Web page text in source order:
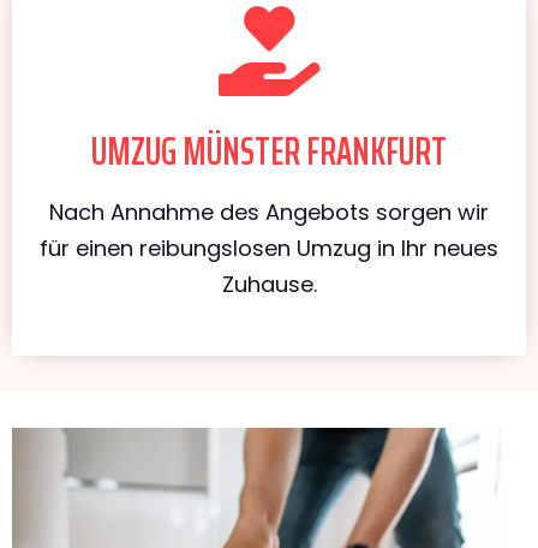
UMZUG MÜNSTER FRANKFURT
Nach Annahme des Angebots sorgen wir
für einen reibungslosen Umzug in Ihr neues
Zuhause.